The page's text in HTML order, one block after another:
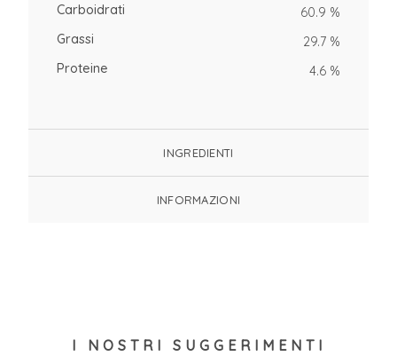
Carboidrati
60.9 %
Grassi
29.7 %
Proteine
4.6 %
INGREDIENTI
INFORMAZIONI
I NOSTRI SUGGERIMENTI